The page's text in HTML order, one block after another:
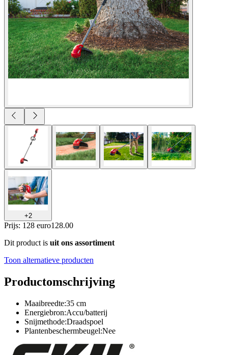
+2
Prijs: 128 euro128.00
Dit product is uit ons assortiment
Toon alternatieve producten
Productomschrijving
Maaibreedte:35 cm
Energiebron:Accu/batterij
Snijmethode:Draadspoel
Plantenbeschermbeugel:Nee